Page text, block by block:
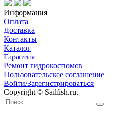
Информация
Оплата
Доставка
Контакты
Каталог
Гарантия
Ремонт гидрокостюмов
Пользовательское соглашение
Войти/Зарегистрироваться
Copyright © Sailfish.ru.